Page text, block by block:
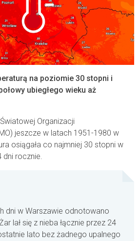
na poziomie 30 stopni i
ubiegłego wieku aż
Organizacji
jeszcze w latach 1951-1980 w
osiągała co najmniej 30 stopni w
dni rocznie.
dni w Warszawie odnotowano
lał się z nieba łącznie przez 24
lato bez żadnego upalnego